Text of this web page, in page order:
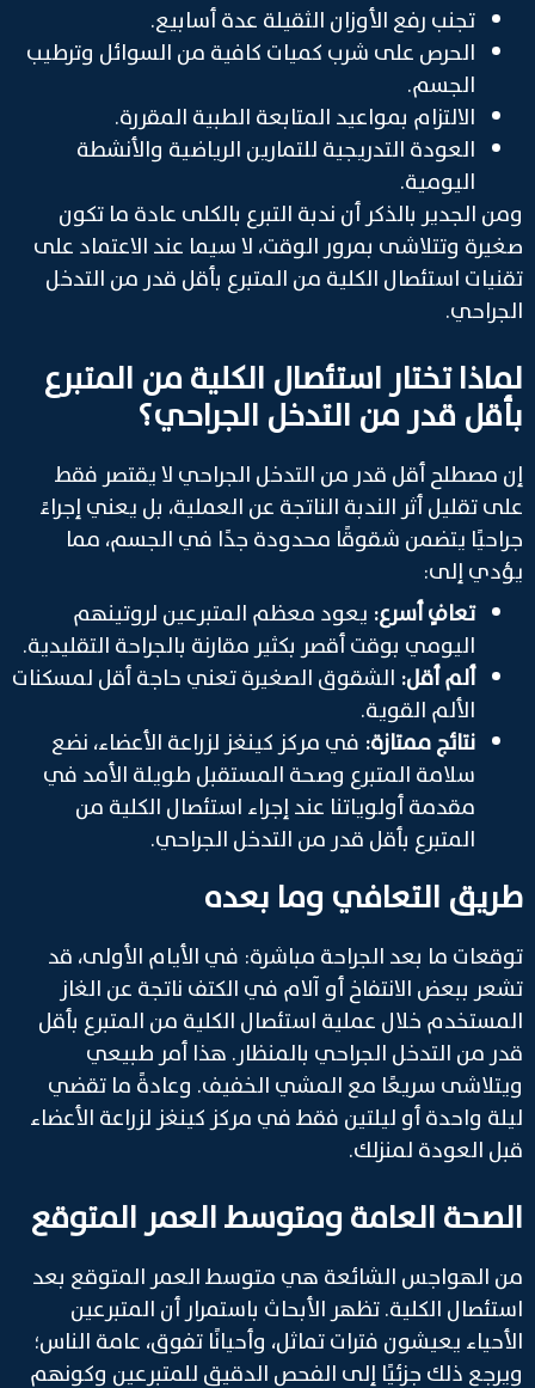
تجنب رفع الأوزان الثقيلة عدة أسابيع.
الحرص على شرب كميات كافية من السوائل وترطيب
الجسم.
الالتزام بمواعيد المتابعة الطبية المقررة.
العودة التدريجية للتمارين الرياضية والأنشطة
اليومية.
ومن الجدير بالذكر أن ندبة التبرع بالكلى عادة ما تكون
صغيرة وتتلاشى بمرور الوقت، لا سيما عند الاعتماد على
تقنيات استئصال الكلية من المتبرع بأقل قدر من التدخل
الجراحي.
لماذا تختار استئصال الكلية من المتبرع
بأقل قدر من التدخل الجراحي؟
إن مصطلح أقل قدر من التدخل الجراحي لا يقتصر فقط
على تقليل أثر الندبة الناتجة عن العملية، بل يعني إجراءً
جراحيًا يتضمن شقوقًا محدودة جدًا في الجسم، مما
يؤدي إلى:
تعافٍ أسرع: يعود معظم المتبرعين لروتينهم
اليومي بوقت أقصر بكثير مقارنة بالجراحة التقليدية.
ألم أقل: الشقوق الصغيرة تعني حاجة أقل لمسكنات
الألم القوية.
نتائج ممتازة: في مركز كينغز لزراعة الأعضاء، نضع
سلامة المتبرع وصحة المستقبل طويلة الأمد في
مقدمة أولوياتنا عند إجراء استئصال الكلية من
المتبرع بأقل قدر من التدخل الجراحي.
طريق التعافي وما بعده
توقعات ما بعد الجراحة مباشرة: في الأيام الأولى، قد
تشعر ببعض الانتفاخ أو آلام في الكتف ناتجة عن الغاز
المستخدم خلال عملية استئصال الكلية من المتبرع بأقل
قدر من التدخل الجراحي بالمنظار. هذا أمر طبيعي
ويتلاشى سريعًا مع المشي الخفيف. وعادةً ما تقضي
ليلة واحدة أو ليلتين فقط في مركز كينغز لزراعة الأعضاء
قبل العودة لمنزلك.
الصحة العامة ومتوسط العمر المتوقع
من الهواجس الشائعة هي متوسط العمر المتوقع بعد
استئصال الكلية. تظهر الأبحاث باستمرار أن المتبرعين
الأحياء يعيشون فترات تماثل، وأحيانًا تفوق، عامة الناس؛
ويرجع ذلك جزئيًا إلى الفحص الدقيق للمتبرعين وكونهم